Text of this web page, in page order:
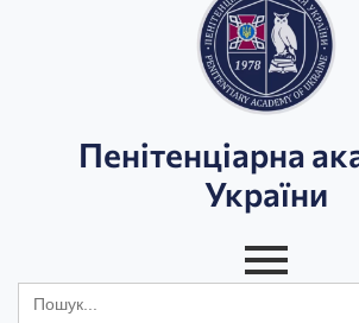
Пенітенціарна
України
Search
for: